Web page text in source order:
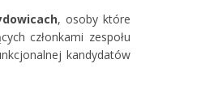
, osoby które
członkami zespołu
kandydatów